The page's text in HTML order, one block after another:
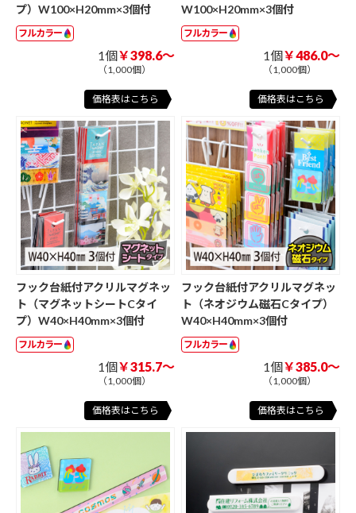
プ）W100×H20mm×3個付
フルカラー
1個￥398.6～
（1,000個）
価格表はこちら
W100×H20mm×3個付
フルカラー
1個￥486.0～
（1,000個）
価格表はこちら
フック台紙付アクリルマグネッ
ト（マグネットシートCタイ
プ）W40×H40mm×3個付
フルカラー
1個￥315.7～
（1,000個）
価格表はこちら
フック台紙付アクリルマグネッ
ト（ネオジウム磁石Cタイプ）
W40×H40mm×3個付
フルカラー
1個￥385.0～
（1,000個）
価格表はこちら